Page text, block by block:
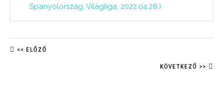
Spanyolország, Világliga, 2022.04.28.)
<< ELŐZŐ
KÖVETKEZŐ >>